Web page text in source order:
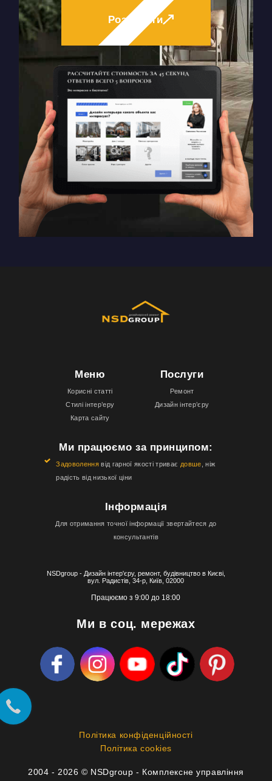
Розпочати
NSDgroup - Дизайн інтер'єру, ремонт, будівництво в Києві,
вул. Радистів, 34-р, Київ, 02000
Працюємо з 9:00 до 18:00
Ми в соц. мережах
Меню
Корисні статті
Стилі інтер’еру
Карта сайту
Послуги
Ремонт
Дизайн інтер’єру
Ми працюємо за принципом:
Задоволення від гарної якості триває довше , ніж
радість від низької ціни
Інформація
Для отримання точної інформації звертайтеся до
консультантів
Політика конфіденційності
Політика cookies
2004 - 2026 © NSDgroup - Комплексне управління